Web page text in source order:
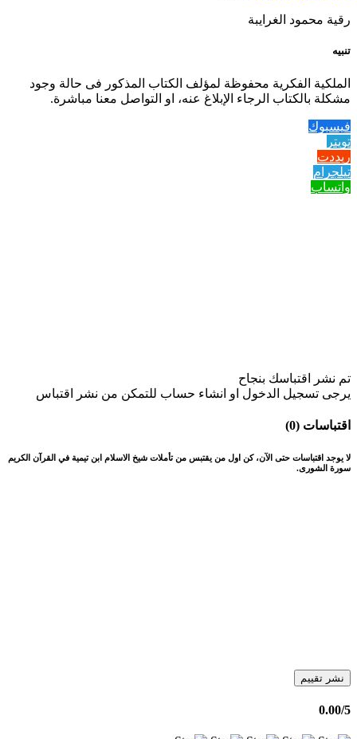
رقية محمود الغرايبة
تنبيه
الملكية الفكرية محفوظة لمؤلف الكتاب المذكور فى حالة وجود
مشكلة بالكتاب الرجاء الإبلاغ عنه، او التواصل معنا مباشرة.
فيسبوك
تويتر
ريددت
تيلجرام
واتساب
تم نشر اقتباسك بنجاح
يرجى تسجيل الدخول او انشاء حساب للتمكن من نشر اقتباس
اقتباسات (0)
لا يوجد اقتباسات حتى الآن، كن اول من يقتبس من تأملات شيخ الاسلام ابن تيمية في القرآن الكريم
سورة الشورى.
نشر تقييم
0.00/5